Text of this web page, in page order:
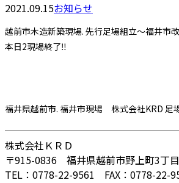
2021.09.15お知らせ
越前市木造新築現場. 先行足場組立〜福井市
本日2現場終了‼️
福井県越前市. 福井市現場 株式会社KRD 足
株式会社ＫＲＤ
〒915-0836 福井県越前市野上町3丁
TEL：0778-22-9561 FAX：0778-22-